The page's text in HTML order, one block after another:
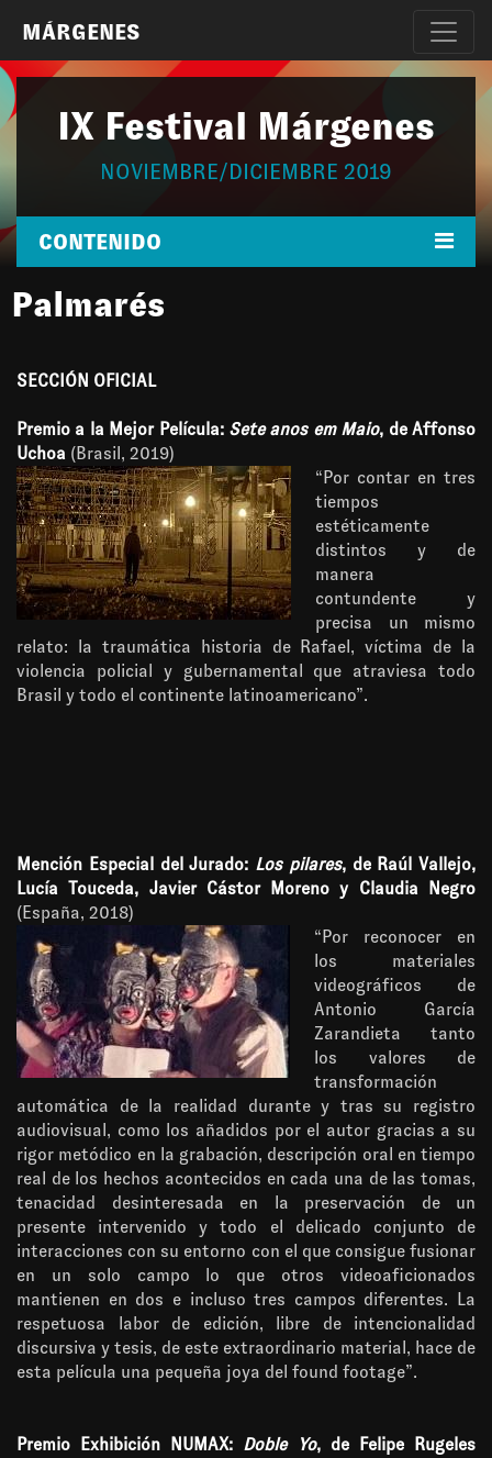
MÁRGENES
IX Festival Márgenes
NOVIEMBRE/DICIEMBRE 2019
CONTENIDO
Palmarés
SECCIÓN OFICIAL
Premio a la Mejor Película: Sete anos em Maio, de Affonso
Uchoa (Brasil, 2019)
“Por contar en tres
tiempos
estéticamente
distintos y de
manera
contundente y
precisa un mismo
relato: la traumática historia de Rafael, víctima de la
violencia policial y gubernamental que atraviesa todo
Brasil y todo el continente latinoamericano”.
Mención Especial del Jurado: Los pilares, de Raúl Vallejo,
Lucía Touceda, Javier Cástor Moreno y Claudia Negro
(España, 2018)
“Por reconocer en
los materiales
videográficos de
Antonio García
Zarandieta tanto
los valores de
transformación
automática de la realidad durante y tras su registro
audiovisual, como los añadidos por el autor gracias a su
rigor metódico en la grabación, descripción oral en tiempo
real de los hechos acontecidos en cada una de las tomas,
tenacidad desinteresada en la preservación de un
presente intervenido y todo el delicado conjunto de
interacciones con su entorno con el que consigue fusionar
en un solo campo lo que otros videoaficionados
mantienen en dos e incluso tres campos diferentes. La
respetuosa labor de edición, libre de intencionalidad
discursiva y tesis, de este extraordinario material, hace de
esta película una pequeña joya del found footage”.
Premio Exhibición NUMAX: Doble Yo, de Felipe Rugeles